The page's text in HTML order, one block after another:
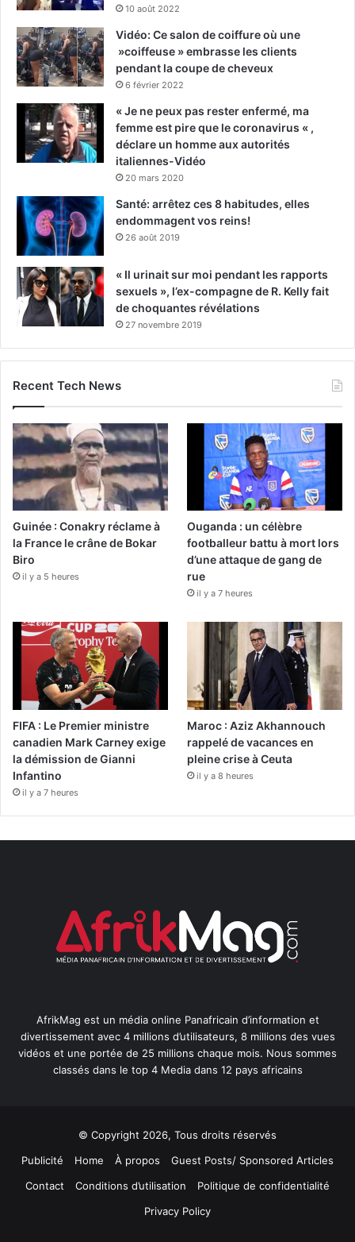
10 août 2022
Vidéo: Ce salon de coiffure où une
»coiffeuse » embrasse les clients
pendant la coupe de cheveux
6 février 2022
« Je ne peux pas rester enfermé, ma
femme est pire que le coronavirus « ,
déclare un homme aux autorités
italiennes-Vidéo
20 mars 2020
Santé: arrêtez ces 8 habitudes, elles
endommagent vos reins!
26 août 2019
« Il urinait sur moi pendant les rapports
sexuels », l’ex-compagne de R. Kelly fait
de choquantes révélations
27 novembre 2019
Recent Tech News
Guinée : Conakry réclame à
la France le crâne de Bokar
Biro
il y a 5 heures
Ouganda : un célèbre
footballeur battu à mort lors
d’une attaque de gang de
rue
il y a 7 heures
FIFA : Le Premier ministre
canadien Mark Carney exige
la démission de Gianni
Infantino
il y a 7 heures
Maroc : Aziz Akhannouch
rappelé de vacances en
pleine crise à Ceuta
il y a 8 heures
AfrikMag est un média online Panafricain d’information et
divertissement avec 4 millions d’utilisateurs, 8 millions des vues
vidéos et une portée de 25 millions chaque mois. Nous sommes
classés dans le top 4 Media dans 12 pays africains
© Copyright 2026, Tous droits réservés
Publicité
Home À propos
Guest Posts/ Sponsored Articles
Contact
Conditions d’utilisation
Politique de confidentialité
Privacy Policy